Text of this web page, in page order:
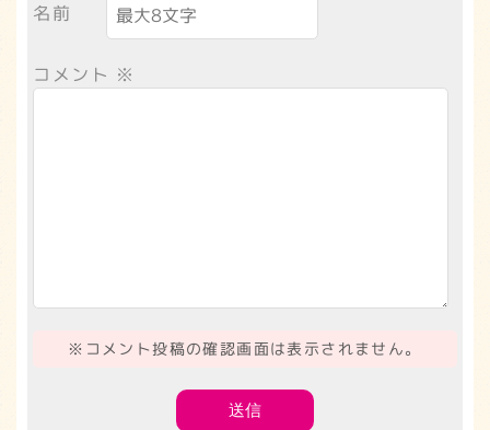
名前
コメント ※
※コメント投稿の確認画面は表示されません。